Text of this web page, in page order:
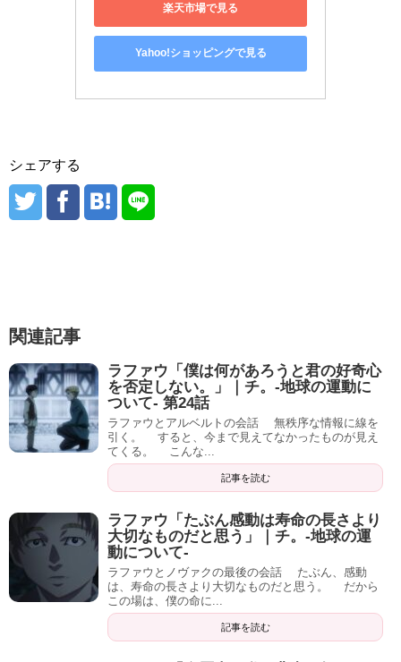
楽天市場で見る
Yahoo!ショッピングで見る
シェアする
関連記事
ラファウ「僕は何があろうと君の好奇心
を否定しない。」｜チ。-地球の運動に
ついて- 第24話
ラファウとアルベルトの会話 無秩序な情報に線を
引く。 すると、今まで見えてなかったものが見え
てくる。 こんな...
記事を読む
ラファウ「たぶん感動は寿命の長さより
大切なものだと思う」｜チ。-地球の運
動について-
ラファウとノヴァクの最後の会話 たぶん、感動
は、寿命の長さより大切なものだと思う。 だから
この場は、僕の命に...
記事を読む